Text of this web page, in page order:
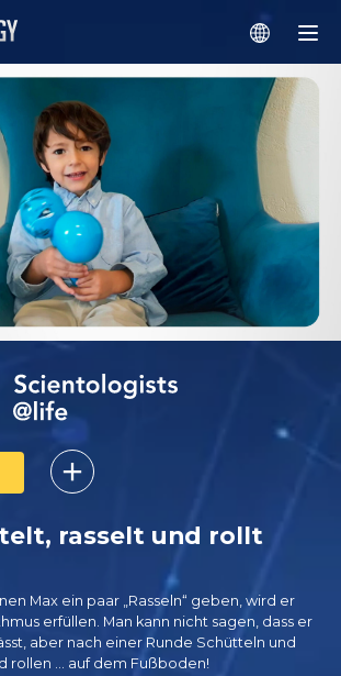
rasselt und rollt
Max ein paar „Rasseln“ geben, wird er
erfüllen. Man kann nicht sagen, dass er
aber nach einer Runde Schütteln und
rollen … auf dem Fußboden!